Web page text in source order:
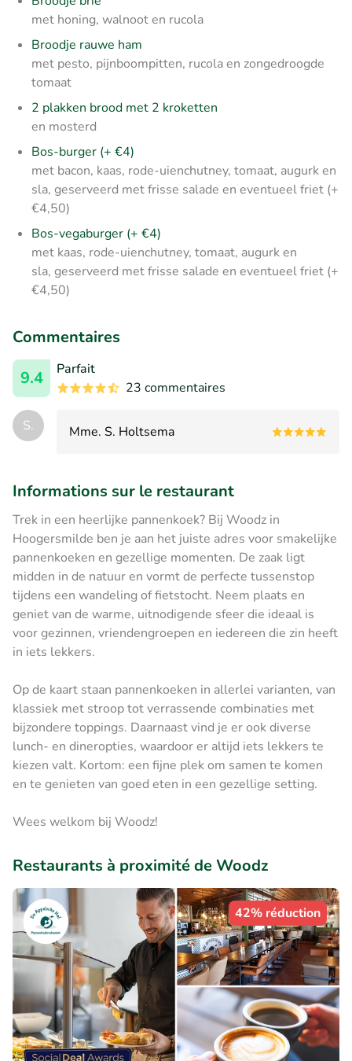
met honing, walnoot en rucola
Broodje rauwe ham
met pesto, pijnboompitten, rucola en zongedroogde
tomaat
2 plakken brood met 2 kroketten
en mosterd
Bos-burger (+ €4)
met bacon, kaas, rode-uienchutney, tomaat, augurk en
sla, geserveerd met frisse salade en eventueel friet (+
€4,50)
Bos-vegaburger (+ €4)
met kaas, rode-uienchutney, tomaat, augurk en
sla, geserveerd met frisse salade en eventueel friet (+
€4,50)
Commentaires
9.4
Parfait
23 commentaires
S. Mme. S. Holtsema
Informations sur le restaurant
Trek in een heerlijke pannenkoek? Bij Woodz in
Hoogersmilde ben je aan het juiste adres voor smakelijke
pannenkoeken en gezellige momenten. De zaak ligt
midden in de natuur en vormt de perfecte tussenstop
tijdens een wandeling of fietstocht. Neem plaats en
geniet van de warme, uitnodigende sfeer die ideaal is
voor gezinnen, vriendengroepen en iedereen die zin heeft
in iets lekkers.
Op de kaart staan pannenkoeken in allerlei varianten, van
klassiek met stroop tot verrassende combinaties met
bijzondere toppings. Daarnaast vind je er ook diverse
lunch- en dineropties, waardoor er altijd iets lekkers te
kiezen valt. Kortom: een fijne plek om samen te komen
en te genieten van goed eten in een gezellige setting.
Wees welkom bij Woodz!
Restaurants à proximité de Woodz
42% réduction